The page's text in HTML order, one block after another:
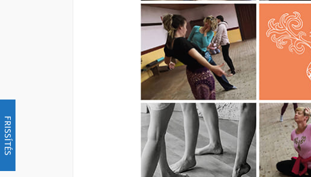
FRISSÍTÉS